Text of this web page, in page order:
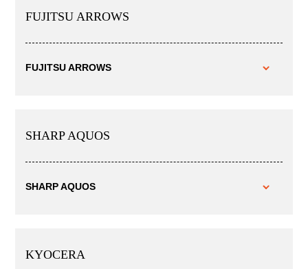
FUJITSU ARROWS
FUJITSU ARROWS
SHARP AQUOS
SHARP AQUOS
KYOCERA